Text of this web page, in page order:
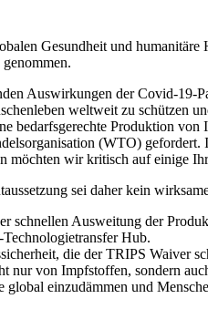
Gesundheit und
Auswirkungen der Covid-19-
weltweit zu schützen
bedarfsgerechte Produktion
(WTO) gefordert.
möchten wir kritisch auf einige
sei daher kein
schnellen Ausweitung der
Hub.
die der TRIPS Waiver
von Impfstoffen, sondern
einzudämmen und